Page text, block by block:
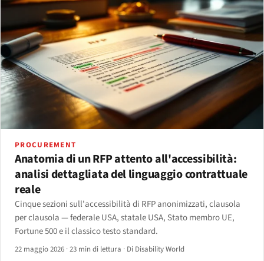
PROCUREMENT
Anatomia di un RFP attento all'accessibilità:
analisi dettagliata del linguaggio contrattuale
reale
Cinque sezioni sull'accessibilità di RFP anonimizzati, clausola
per clausola — federale USA, statale USA, Stato membro UE,
Fortune 500 e il classico testo standard.
22 maggio 2026 ·23 min di lettura · Di Disability World